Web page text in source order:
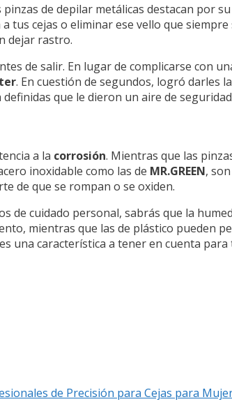
de depilar metálicas destacan por su
tus cejas o eliminar ese vello que siempre
dejar rastro.
de salir. En lugar de complicarse con
. En cuestión de segundos, logró darles
que le dieron un aire de
a la corrosión. Mientras que las
inoxidable como las de MR.GREEN,
de que se rompan o se oxiden.
de cuidado personal, sabrás que la
mientras que las de plástico pueden
una característica a tener en cuenta
de Precisión para Cejas para